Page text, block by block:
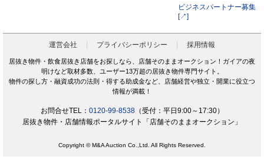
開示された情報と無関係に、被開示者が自ら開発、創作した情報
いものとします。
サービス提供用のシステムの保守または工事の都合上やむを得ない場合
火災・停電などによりサービスの提供ができないと当社が判断した場合
地震、噴火、洪水、津波などの天災、若しくは戦争、変乱、暴動、騒乱、労働争議等により
サービスの提供ができないと当社が判断した場合
電気通信事業者、電力会社等の公共のインフラ提供者の責により、電気通信サービスが停止
した場合
当社が利用する電気通信設備に障害が発生した場合
第7条（禁止行為）
会員は以下の各号に該当する行為をおこなってはならないものとします。
他の会員に成りすまし、本サービスを利用する行為
当社および他の会員に不利益を与える行為
ビジネスパートナー募集
[↗]
運営会社 プライバシーポリシー 採用情報
居抜き物件・飲食居抜き店舗をお探しなら、店舗そのままオークション！ガイアの夜
明けなど取材多数、ユーザー13万超の居抜き物件専門サイト。
物件の探し方・融資成功の法則・得する助成金など、店舗経営や独立・開業に役立つ
情報が満載！
お問合せTEL： 0120-99-8538（受付：平日9:00～17:30）
居抜き物件・店舗情報ポータルサイト「店舗そのままオークション」
Copyright © M&A Auction Co.,Ltd. All Rights Reserved.